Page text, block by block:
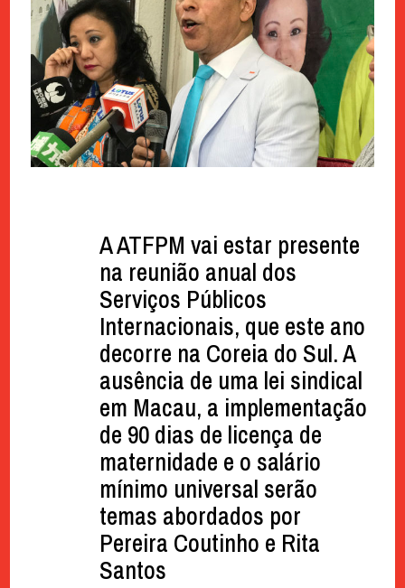
A ATFPM vai estar presente
na reunião anual dos
Serviços Públicos
Internacionais, que este ano
decorre na Coreia do Sul. A
ausência de uma lei sindical
em Macau, a implementação
de 90 dias de licença de
maternidade e o salário
mínimo universal serão
temas abordados por
Pereira Coutinho e Rita
Santos